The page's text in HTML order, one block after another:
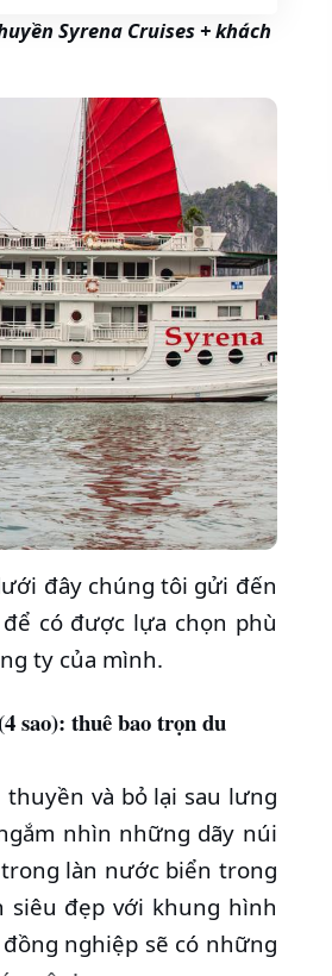
Syrena Cruises + khách
đây chúng tôi gửi đến
có được lựa chọn phù
ty của mình.
sao): thuê bao trọn du
và bỏ lại sau lưng
nhìn những dãy núi
làn nước biển trong
đẹp với khung hình
nghiệp sẽ có những